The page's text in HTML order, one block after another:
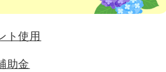
ト使用
助金